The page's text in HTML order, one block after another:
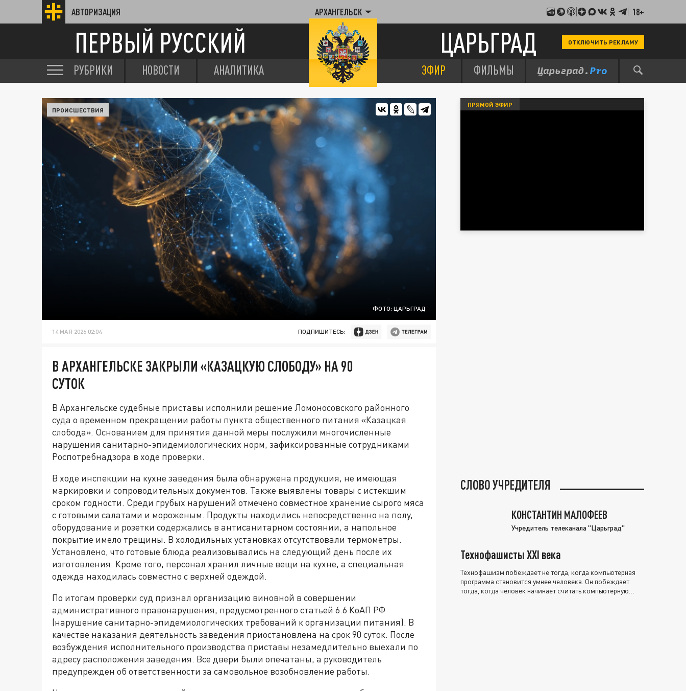
АВТОРИЗАЦИЯ АРХАНГЕЛЬСК 18+
ПЕРВЫЙ РУССКИЙ ЦАРЬГРАД ОТКЛЮЧИТЬ РЕКЛАМУ
РУБРИКИ НОВОСТИ АНАЛИТИКА ЭФИР ФИЛЬМЫ
ФОТО: ЦАРЬГРАД
ПРОИСШЕСТВИЯ
14 МАЯ 2026 02:04 ПОДПИШИТЕСЬ:
В АРХАНГЕЛЬСКЕ ЗАКРЫЛИ «КАЗАЦКУЮ СЛОБОДУ» НА 90
СУТОК
В Архангельске судебные приставы исполнили решение Ломоносовского районного
суда о временном прекращении работы пункта общественного питания «Казацкая
слобода». Основанием для принятия данной меры послужили многочисленные
нарушения санитарно-эпидемиологических норм, зафиксированные сотрудниками
Роспотребнадзора в ходе проверки.
В ходе инспекции на кухне заведения была обнаружена продукция, не имеющая
маркировки и сопроводительных документов. Также выявлены товары с истекшим
сроком годности. Среди грубых нарушений отмечено совместное хранение сырого мяса
с готовыми салатами и мороженым. Продукты находились непосредственно на полу,
оборудование и розетки содержались в антисанитарном состоянии, а напольное
покрытие имело трещины. В холодильных установках отсутствовали термометры.
Установлено, что готовые блюда реализовывались на следующий день после их
изготовления. Кроме того, персонал хранил личные вещи на кухне, а специальная
одежда находилась совместно с верхней одеждой.
По итогам проверки суд признал организацию виновной в совершении
административного правонарушения, предусмотренного статьей 6.6 КоАП РФ
(нарушение санитарно-эпидемиологических требований к организации питания). В
качестве наказания деятельность заведения приостановлена на срок 90 суток. После
возбуждения исполнительного производства приставы незамедлительно выехали по
адресу расположения заведения. Все двери были опечатаны, а руководитель
предупрежден об ответственности за самовольное возобновление работы.
ПРЯМОЙ ЭФИР
СЛОВО УЧРЕДИТЕЛЯ
КОНСТАНТИН МАЛОФЕЕВ
Учредитель телеканала "Царьград"
Технофашисты XXI века
Технофашизм побеждает не тогда, когда компьютерная
программа становится умнее человека. Он побеждает
тогда, когда человек начинает считать компьютерную